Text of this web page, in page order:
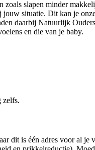
zoals slapen minder
jouw situatie. Dit kan je
daarbij Natuurlijk
en die van je baby.
zelfs.
dit is één adres voor al je